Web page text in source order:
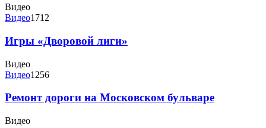
Видео
Видео1712
Игры «Дворовой лиги»
Видео
Видео1256
Ремонт дороги на Московском бульваре
Видео